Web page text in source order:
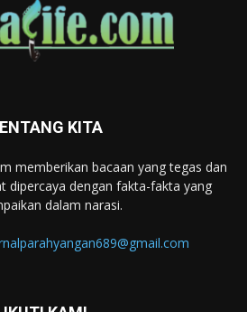
KITA
memberikan bacaan yang tegas dan
dipercaya dengan fakta-fakta yang
dalam narasi.